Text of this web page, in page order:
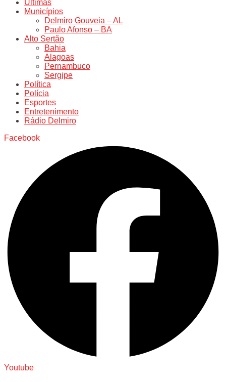
Últimas
Municípios
Delmiro Gouveia – AL
Paulo Afonso – BA
Alto Sertão
Bahia
Alagoas
Pernambuco
Sergipe
Política
Polícia
Esportes
Entretenimento
Rádio Delmiro
Facebook
Youtube